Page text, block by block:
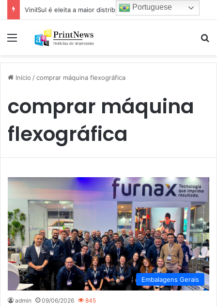
Menu
Início /comprar máquina flexográfica
comprar máquina
flexográfica
Embalagens Gerais
admin 09/06/2026 845
Portuguese